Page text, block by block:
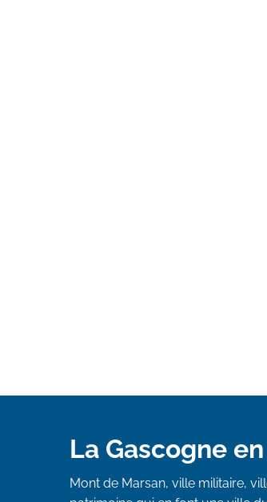
La Gascogne
Mont de Marsan, ville militaire,